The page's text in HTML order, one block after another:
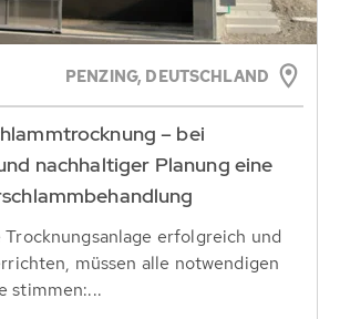
PENZING, DEUTSCHLAND
– bei
nachhaltiger Planung eine
Trocknungsanlage erfolgreich und
müssen alle notwendigen
stimmen:...